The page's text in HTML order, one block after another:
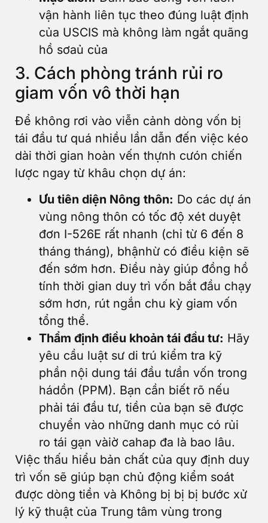
vận hành liên tục theo đúng luật định
của USCIS mà không làm ngắt quãng
hồ sơaủ của
3. Cách phòng tránh rủi ro
giam vốn vô thời hạn
Để không rơi vào viễn cảnh dòng vốn bị
tái đầu tư quá nhiều lần dẫn đến việc kéo
dài thời gian hoàn vến thựnh cưón chiến
lược ngay từ khâu chọn dự án:
Ưu tiên diện Nông thôn: Do các dự án
vùng nông thôn có tốc độ xét duyệt
đơn I-526E rất nhanh (chỉ từ 6 đến 8
tháng tháng), bhậnhừ có điều kiện sẽ
đến sớm hơn. Điều này giúp đồng hồ
tính thời gian duy trì vốn bắt đầu chạy
sớm hơn, rút ​​ngắn chu kỳ giam vốn
tổng thể.
Thẩm định điều khoản tái đầu tư: Hãy
yêu cầu luật sư di trú kiểm tra kỹ
phần nội dung tái đầu tưần vốn trong
hádồn (PPM). Bạn cần biết rõ nếu
phải tái đầu tư, tiền của bạn sẽ được
chuyển vào những danh mục có rủi
ro tái gạn vàiờ cahap đa là bao lâu.
Việc thấu hiểu bản chất của quy định duy
trì vốn sẽ giúp bạn chủ động kiểm soát
được dòng tiền và Không bị bị bị bước xử
lý kỹ thuật của Trung tâm vùng trong